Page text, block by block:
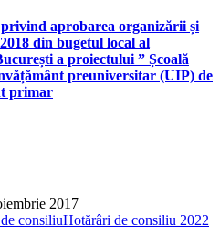
aprobarea organizării și
din bugetul local al
a proiectului ” Școală
preuniversitar (UIP) de
primar
2017
consiliuHotărâri de consiliu 2022